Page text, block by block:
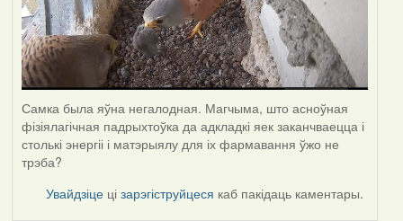
Самка была яўна негалодная. Магчыма, што асноўная
фізіялагічная падрыхтоўка да адкладкі яек заканчваецца і
столькі энергіі і матэрыялу для іх фармавання ўжо не
трэба?
Увайдзіце цізарэгіструйцеся каб пакідаць каментары.